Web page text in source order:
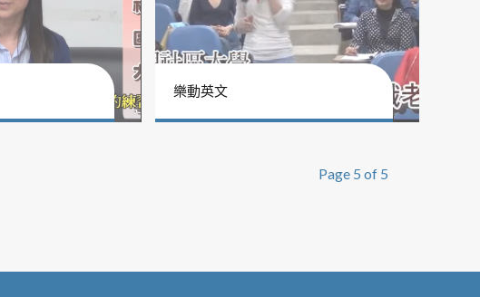
樂動英文
Page 5 of 5